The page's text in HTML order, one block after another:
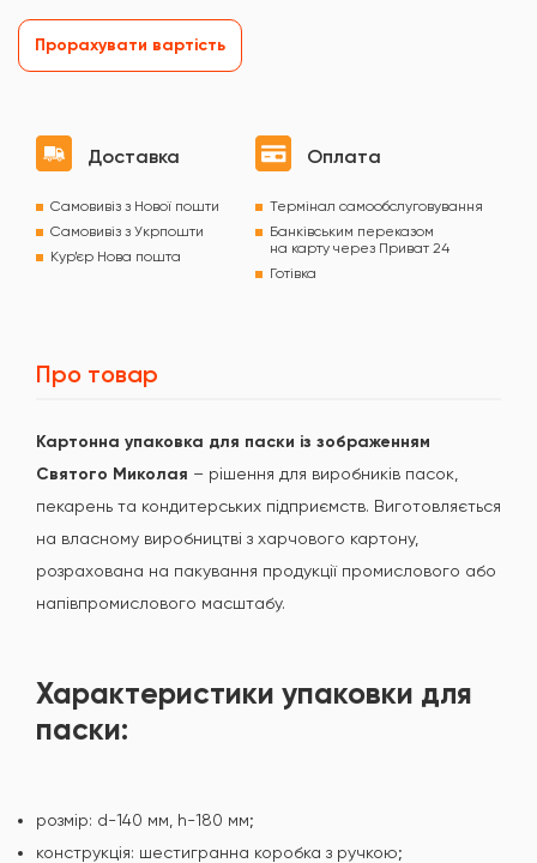
Прорахувати вартість
Доставка
Самовивіз з Нової пошти
Самовивіз з Укрпошти
Кур’єр Нова пошта
Оплата
Термінал самообслуговування
Банківським переказом
на карту через Приват 24
Готівка
Про товар
Картонна упаковка для паски із зображенням
Святого Миколая – рішення для виробників пасок,
пекарень та кондитерських підприємств. Виготовляється
на власному виробництві з харчового картону,
розрахована на пакування продукції промислового або
напівпромислового масштабу.
Характеристики упаковки для
паски:
розмір: d-140 мм, h-180 мм;
конструкція: шестигранна коробка з ручкою;